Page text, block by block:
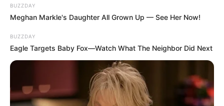
BUZZDAY
Meghan Markle's Daughter All Grown Up — See Her Now!
BUZZDAY
Eagle Targets Baby Fox—Watch What The Neighbor Did Next